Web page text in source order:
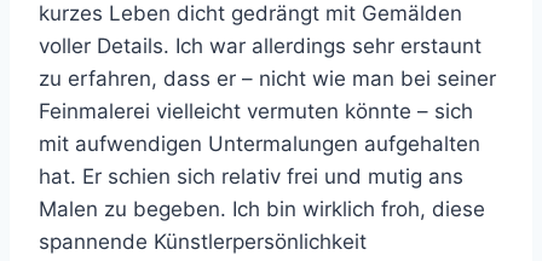
kurzes Leben dicht gedrängt mit Gemälden
voller Details. Ich war allerdings sehr erstaunt
zu erfahren, dass er – nicht wie man bei seiner
Feinmalerei vielleicht vermuten könnte – sich
mit aufwendigen Untermalungen aufgehalten
hat. Er schien sich relativ frei und mutig ans
Malen zu begeben. Ich bin wirklich froh, diese
spannende Künstlerpersönlichkeit